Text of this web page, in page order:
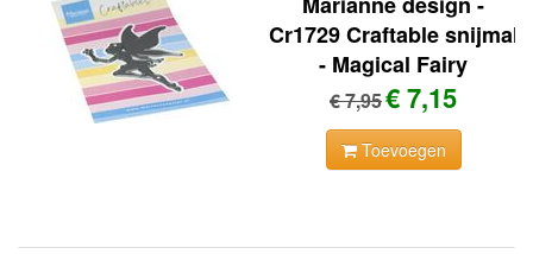
Cr1729 Craftable snijmal
- Magical Fairy
€ 7,95€ 7,15
Toevoegen